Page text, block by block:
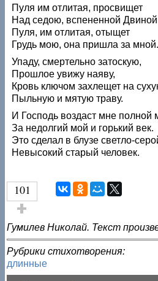
Пуля им отлитая, просвищет
Над седою, вспененной
Пуля, им отлитая, отыщет
Грудь мою, она пришла за мной.
Упаду, смертельно затоскую,
Прошлое увижу наяву,
Кровь ключом захлещет на
Пыльную и мятую траву.
И Господь воздаст мне полной
За недолгий мой и горький век.
Это сделал в блузе светло-
Невысокий старый человек.
101
Голос за!
Гумилев Николай. Текст
Рубрики стихотворения:
длинные